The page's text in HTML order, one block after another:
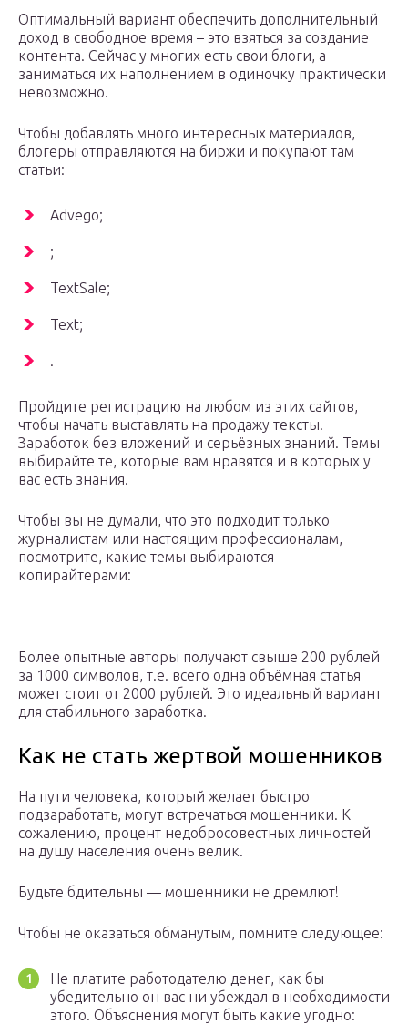
Оптимальный вариант обеспечить дополнительный
доход в свободное время – это взяться за создание
контента. Сейчас у многих есть свои блоги, а
заниматься их наполнением в одиночку практически
невозможно.
Чтобы добавлять много интересных материалов,
блогеры отправляются на биржи и покупают там
статьи:
Advego;
;
TextSale;
Text;
.
Пройдите регистрацию на любом из этих сайтов,
чтобы начать выставлять на продажу тексты.
Заработок без вложений и серьёзных знаний. Темы
выбирайте те, которые вам нравятся и в которых у
вас есть знания.
Чтобы вы не думали, что это подходит только
журналистам или настоящим профессионалам,
посмотрите, какие темы выбираются
копирайтерами:
Более опытные авторы получают свыше 200 рублей
за 1000 символов, т.е. всего одна объёмная статья
может стоит от 2000 рублей. Это идеальный вариант
для стабильного заработка.
Как не стать жертвой мошенников
На пути человека, который желает быстро
подзаработать, могут встречаться мошенники. К
сожалению, процент недобросовестных личностей
на душу населения очень велик.
Будьте бдительны — мошенники не дремлют!
Чтобы не оказаться обманутым, помните следующее:
Не платите работодателю денег, как бы
убедительно он вас ни убеждал в необходимости
этого. Объяснения могут быть какие угодно: